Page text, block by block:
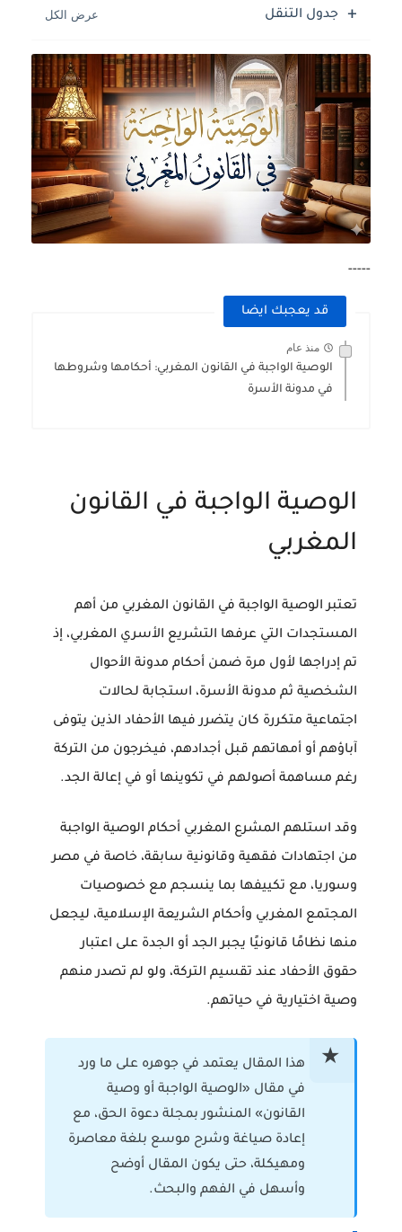
جدول التنقل
-----
قد يعجبك ايضا
منذ عام
الوصية الواجبة في القانون المغربي: أحكامها وشروطها
في مدونة الأسرة
الوصية الواجبة في القانون
المغربي
تعتبرالوصية الواجبة في القانون المغربي من أهم
المستجدات التي عرفها التشريع الأسري المغربي، إذ
تم إدراجها لأول مرة ضمن أحكام مدونة الأحوال
الشخصية ثم مدونة الأسرة، استجابة لحالات
اجتماعية متكررة كان يتضرر فيها الأحفاد الذين يتوفى
آباؤهم أو أمهاتهم قبل أجدادهم، فيخرجون من التركة
رغم مساهمة أصولهم في تكوينها أو في إعالة الجد.
وقد استلهم المشرع المغربي أحكام الوصية الواجبة
من اجتهادات فقهية وقانونية سابقة، خاصة في مصر
وسوريا، مع تكييفها بما ينسجم مع خصوصيات
المجتمع المغربي وأحكام الشريعة الإسلامية، ليجعل
منها نظامًا قانونيًا يجبر الجد أو الجدة على اعتبار
حقوق الأحفاد عند تقسيم التركة، ولو لم تصدر منهم
وصية اختيارية في حياتهم.
هذا المقال يعتمد في جوهره على ما ورد
في مقال «الوصية الواجبة أو وصية
القانون» المنشور بمجلة دعوة الحق، مع
إعادة صياغة وشرح موسع بلغة معاصرة
ومهيكلة، حتى يكون المقال أوضح
وأسهل في الفهم والبحث.